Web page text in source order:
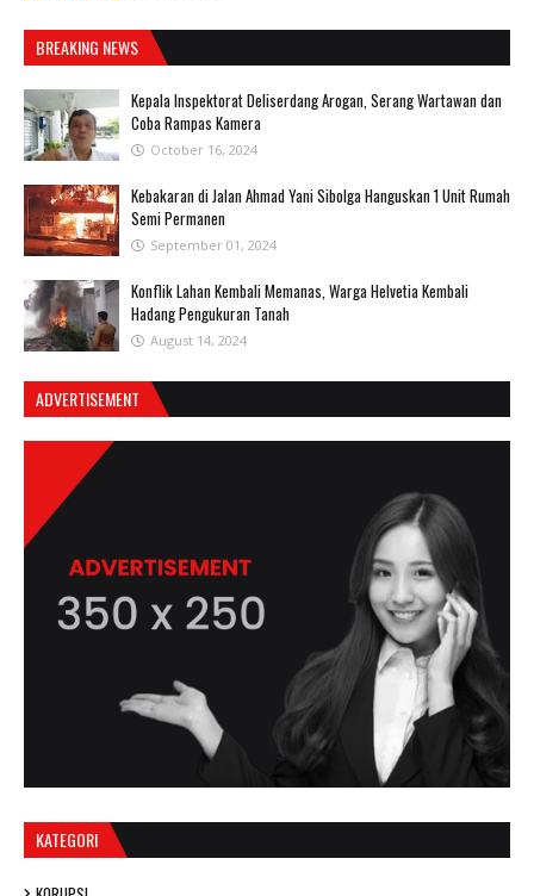
BREAKING NEWS
Kepala Inspektorat Deliserdang Arogan, Serang Wartawan dan
Coba Rampas Kamera
October 16, 2024
Kebakaran di Jalan Ahmad Yani Sibolga Hanguskan 1 Unit Rumah
Semi Permanen
September 01, 2024
Konflik Lahan Kembali Memanas, Warga Helvetia Kembali
Hadang Pengukuran Tanah
August 14, 2024
ADVERTISEMENT
KATEGORI